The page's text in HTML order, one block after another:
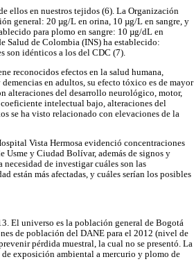
ellos en nuestros tejidos (6). La Organización
general: 20 µg/L en orina, 10 µg/L en sangre, y
para plomo en sangre: 10 µg/dL en
Salud de Colombia (INS) ha establecido:
son idénticos a los del CDC (7).
reconocidos efectos en la salud humana,
en adultos, su efecto tóxico es de mayor
alteraciones del desarrollo neurológico, motor,
intelectual bajo, alteraciones del
se ha visto relacionado con elevaciones de la
Vista Hermosa evidenció concentraciones
Usme y Ciudad Bolívar, además de signos y
de investigar cuáles son las
están más afectadas, y cuáles serían los posibles
El universo es la población general de Bogotá
de población del DANE para el 2012 (nivel de
pérdida muestral, la cual no se presentó. La
exposición ambiental a mercurio y plomo de